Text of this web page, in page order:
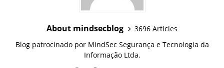
About mindsecblog
3696 Articles
Blog patrocinado por MindSec Segurança e Tecnologia da
Informação Ltda.